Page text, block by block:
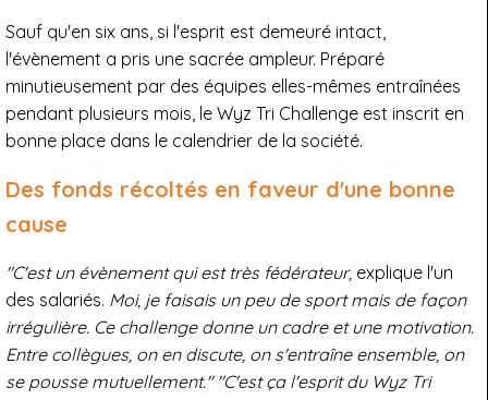
Sauf qu'en six ans, si l'esprit est demeuré intact,
l'évènement a pris une sacrée ampleur. Préparé
minutieusement par des équipes elles-mêmes entraînées
pendant plusieurs mois, le Wyz Tri Challenge est inscrit en
bonne place dans le calendrier de la société.
Des fonds récoltés en faveur d'une bonne
cause
"C'est un évènement qui est très fédérateur, explique l'un
des salariés. Moi, je faisais un peu de sport mais de façon
irrégulière. Ce challenge donne un cadre et une motivation.
Entre collègues, on en discute, on s'entraîne ensemble, on
se pousse mutuellement." "C'est ça l'esprit du Wyz Tri